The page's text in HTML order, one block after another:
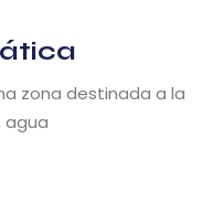
zona destinada a la
agua